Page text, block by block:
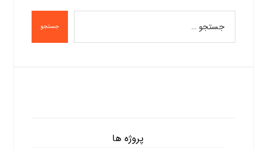
جستجو
پروژه ها